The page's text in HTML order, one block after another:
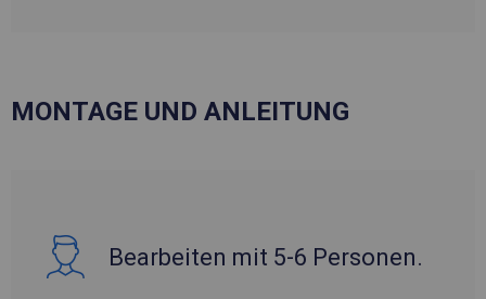
MONTAGE UND ANLEITUNG
Bearbeiten mit 5-6 Personen.